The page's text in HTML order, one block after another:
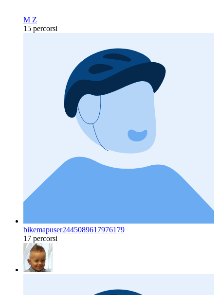
M Z
15 percorsi
bikemapuser2445089617976179
17 percorsi